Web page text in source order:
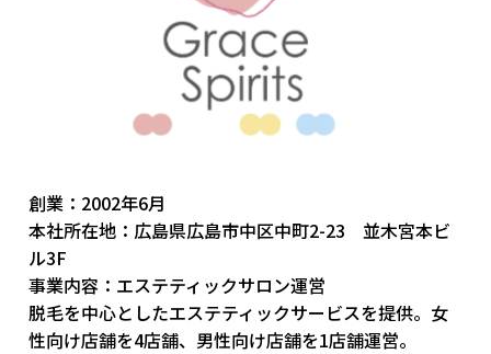
創業：2002年6月
本社所在地：広島県広島市中区中町2-23 並木宮本ビ
ル3F
事業内容：エステティックサロン運営
脱毛を中心としたエステティックサービスを提供。女
性向け店舗を4店舗、男性向け店舗を1店舗運営。